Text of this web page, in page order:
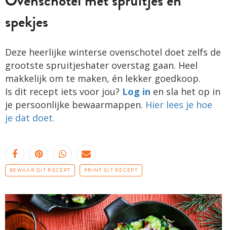
spekjes
Deze heerlijke winterse ovenschotel doet zelfs de
grootste spruitjeshater overstag gaan. Heel
makkelijk om te maken, én lekker goedkoop.
Is dit recept iets voor jou? Log in en sla het op in
je persoonlijke bewaarmappen. Hier lees je hoe
je dat doet.
BEWAAR DIT RECEPT PRINT DIT RECEPT